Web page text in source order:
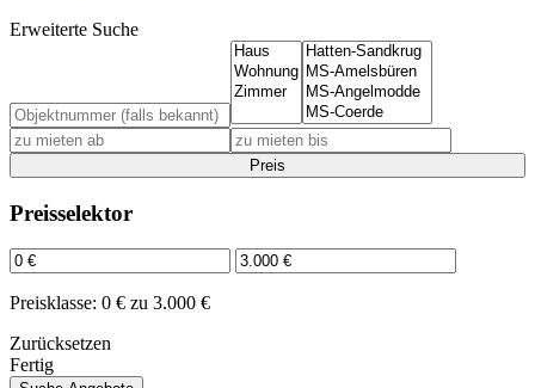
Erweiterte Suche
Preis
Preisselektor
Preisklasse: 0 € zu 3.000 €
Zurücksetzen
Fertig